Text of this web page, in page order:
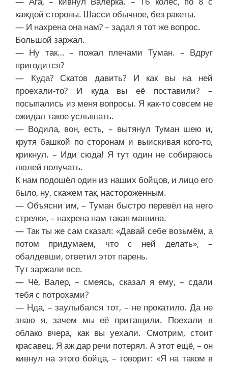
каждой стороны. Шасси обычное, без ракеты.
— И нахрена она нам? – задал я тот же вопрос.
Большой заржал.
— Ну так… – пожал плечами Туман. – Вдруг
пригодится?
— Куда? Скатов давить? И как вы на ней
проехали-то? И куда вы её поставили? –
посыпались из меня вопросы. Я как-то совсем не
ожидал такое услышать.
— Водила, вон, есть, – вытянул Туман шею и,
крутя башкой по сторонам и выискивая кого-то,
крикнул. – Иди сюда! Я тут один не собираюсь
люлей получать.
К нам подошёл один из наших бойцов, и лицо его
было, ну, скажем так, настороженным.
— Объясни им, – Туман быстро перевёл на него
стрелки, – нахрена нам такая машина.
— Так ты же сам сказал: «Давай себе возьмём, а
потом придумаем, что с ней делать», –
обалдевши, ответил этот парень.
Тут заржали все.
— Чё, Валер, – смеясь, сказал я ему, – сдали
тебя с потрохами?
— Нда, – заулыбался тот, – не прокатило. Да не
знаю я, зачем мы её притащили. Поехали в
облако вчера, как вы уехали. Смотрим, стоит
красавец. Я аж дар речи потерял. А этот ещё, – он
кивнул на этого бойца, – говорит: «Я на таком в